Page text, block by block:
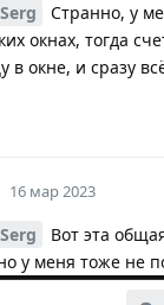
Странно, у
окнах, тогда
в окне, и сразу
16 мар 2023
Вот эта
у меня тоже не